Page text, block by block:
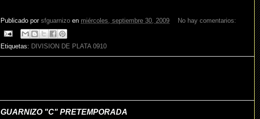
Publicado por sfguarnizo en miércoles, septiembre 30, 2009 No hay comentarios:
Etiquetas: DIVISION DE PLATA 0910
GUARNIZO "C" PRETEMPORADA